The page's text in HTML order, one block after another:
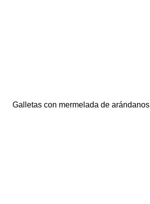
Galletas con mermelada de arándanos